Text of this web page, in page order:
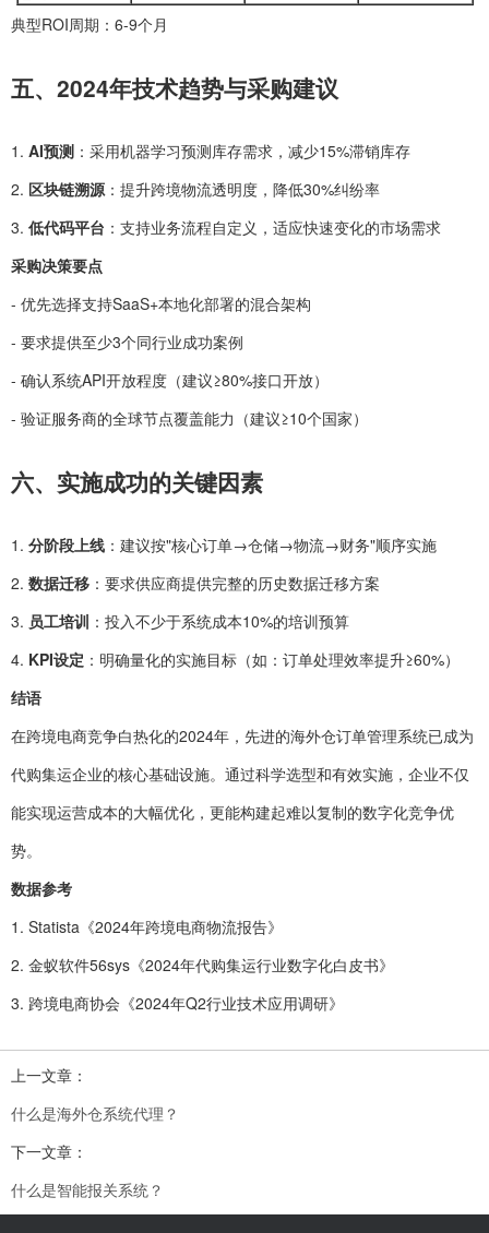
典型ROI周期：6-9个月
五、2024年技术趋势与采购建议
1. AI预测 ：采用机器学习预测库存需求，减少15%滞销库存
2. 区块链溯源：提升跨境物流透明度，降低30%纠纷率
3. 低代码平台 ：支持业务流程自定义，适应快速变化的市场需求
采购决策要点
- 优先选择支持SaaS+本地化部署的混合架构
- 要求提供至少3个同行业成功案例
- 确认系统API开放程度（建议≥80%接口开放）
- 验证服务商的全球节点覆盖能力（建议≥10个国家）
六、实施成功的关键因素
1. 分阶段上线 ：建议按"核心订单→仓储→物流→财务"顺序实施
2. 数据迁移 ：要求供应商提供完整的历史数据迁移方案
3. 员工培训 ：投入不少于系统成本10%的培训预算
4. KPI设定 ：明确量化的实施目标（如：订单处理效率提升≥60%）
结语
在跨境电商竞争白热化的2024年，先进的海外仓订单管理系统已成为
代购集运企业的核心基础设施。通过科学选型和有效实施，企业不仅
能实现运营成本的大幅优化，更能构建起难以复制的数字化竞争优
势。
数据参考
1. Statista《2024年跨境电商物流报告》
2. 金蚁软件56sys《2024年代购集运行业数字化白皮书》
3. 跨境电商协会《2024年Q2行业技术应用调研》
上一文章：
什么是海外仓系统代理？
下一文章：
什么是智能报关系统？